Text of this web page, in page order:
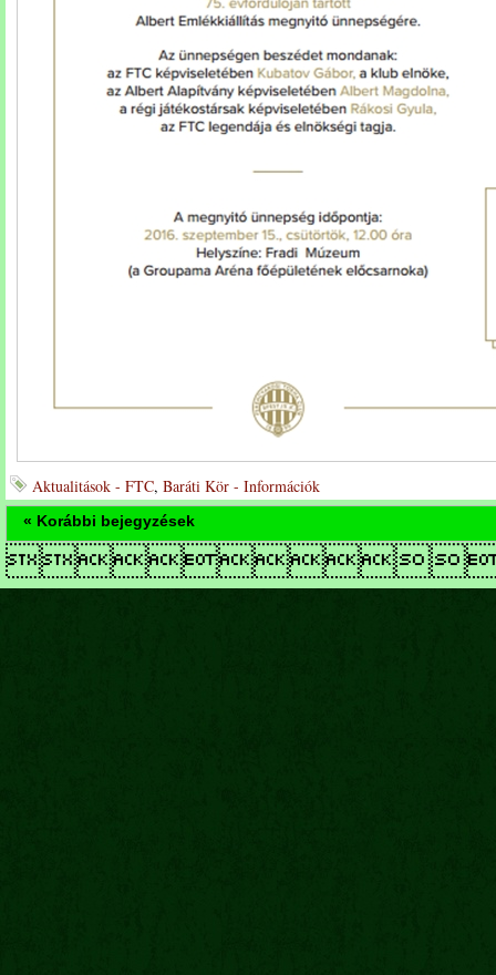
Aktualitások - FTC, Baráti Kör - Információk
« Korábbi bejegyzések